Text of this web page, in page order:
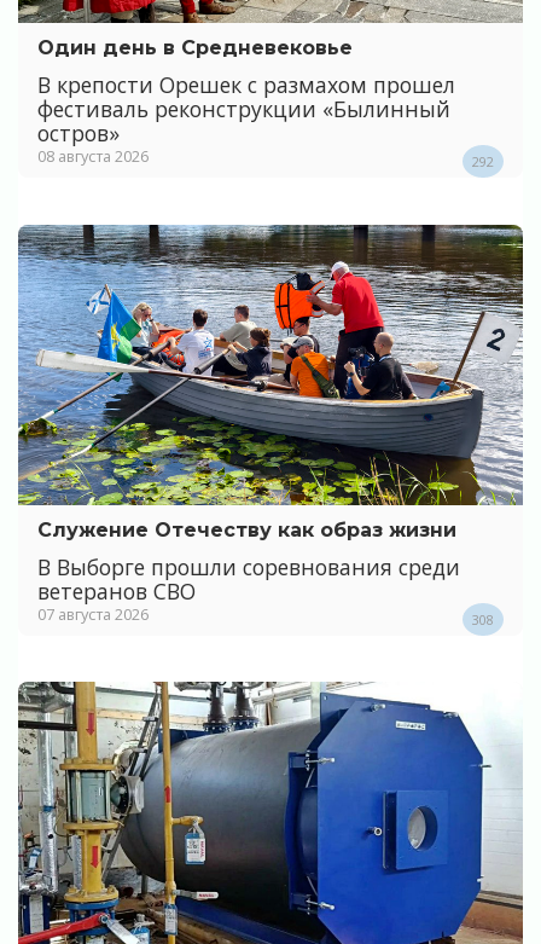
Один день в Средневековье
В крепости Орешек с размахом прошел
фестиваль реконструкции «Былинный
остров»
08 августа 2026 292
Служение Отечеству как образ жизни
В Выборге прошли соревнования среди
ветеранов СВО
07 августа 2026 308